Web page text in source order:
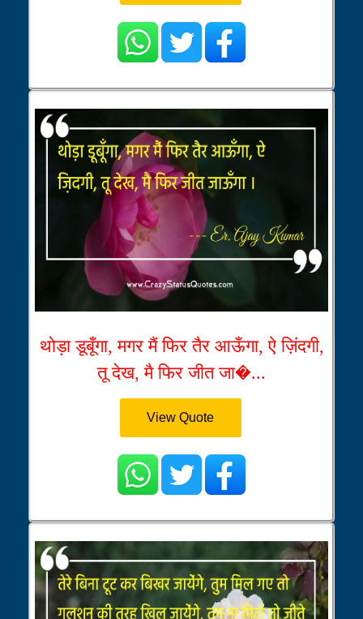
थोड़ा डूबूँगा, मगर मैं फिर तैर आऊँगा, ऐ ज़िंदगी,
तू देख, मै फिर जीत जा�...
View Quote